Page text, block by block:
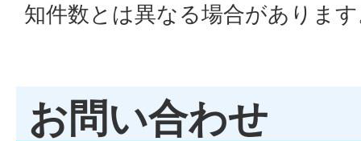
知件数とは異なる場合がありま
お問い合わせ